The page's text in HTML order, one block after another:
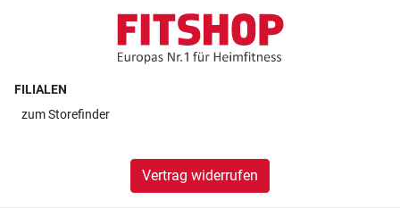
FILIALEN
zumStorefinder
Vertrag widerrufen